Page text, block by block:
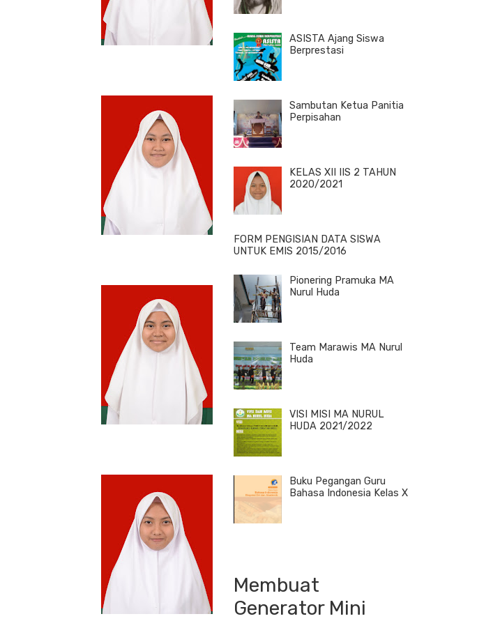
ASISTA Ajang Siswa
Berprestasi
Sambutan Ketua Panitia
Perpisahan
KELAS XII IIS 2 TAHUN
2020/2021
FORM PENGISIAN DATA SISWA
UNTUK EMIS 2015/2016
Pionering Pramuka MA
Nurul Huda
Team Marawis MA Nurul
Huda
VISI MISI MA NURUL
HUDA 2021/2022
Buku Pegangan Guru
Bahasa Indonesia Kelas X
Membuat
Generator Mini